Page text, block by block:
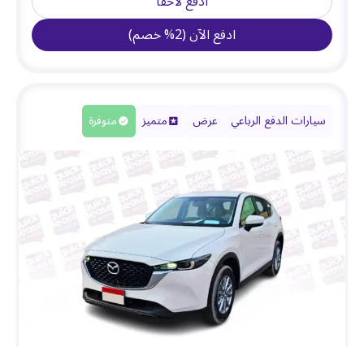
ادفع الآن(
2
%خصم)
سيارات الدفع الرباعي عرض متميز متوفرة